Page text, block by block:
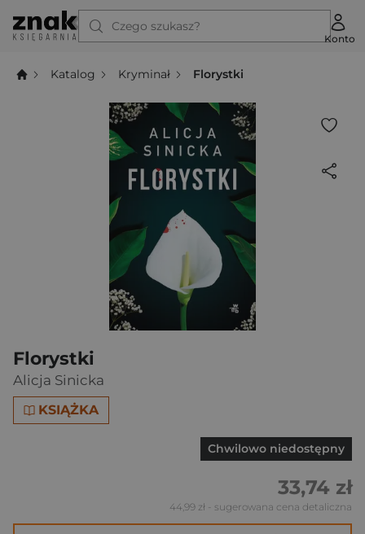
Czego szukasz?
Konto
Katalog Kryminał Florystki
Florystki
Alicja Sinicka
KSIĄŻKA
Chwilowo niedostępny
33,74 zł
44,99 zł - sugerowana cena detaliczna